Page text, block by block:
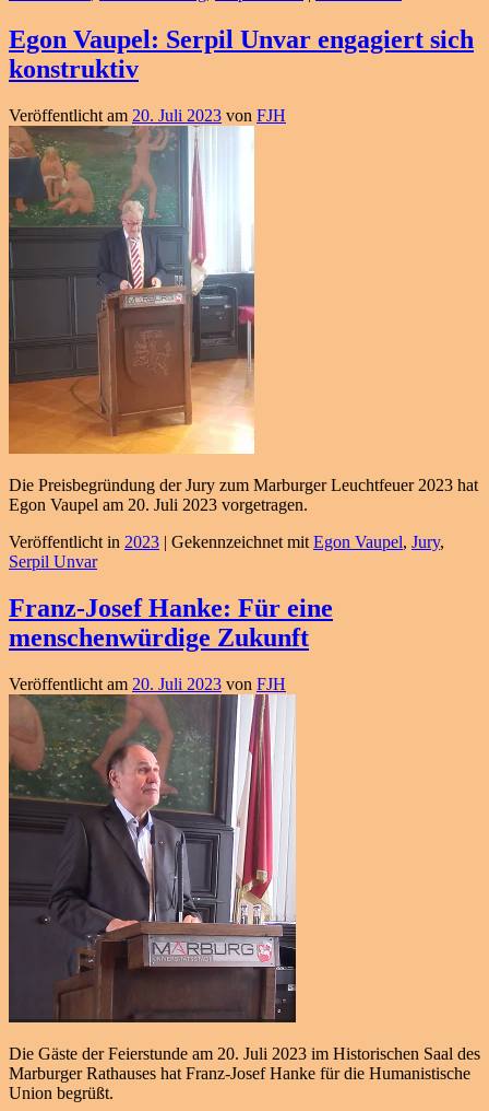
Egon Vaupel: Serpil Unvar engagiert sich
konstruktiv
Veröffentlicht am 20. Juli 2023 von FJH
Die Preisbegründung der Jury zum Marburger Leuchtfeuer 2023 hat
Egon Vaupel am 20. Juli 2023 vorgetragen.
Veröffentlicht in 2023 | Gekennzeichnet mit Egon Vaupel, Jury,
Serpil Unvar
Franz-Josef Hanke: Für eine
menschenwürdige Zukunft
Veröffentlicht am 20. Juli 2023 von FJH
Die Gäste der Feierstunde am 20. Juli 2023 im Historischen Saal des
Marburger Rathauses hat Franz-Josef Hanke für die Humanistische
Union begrüßt.